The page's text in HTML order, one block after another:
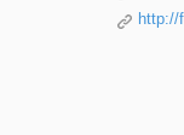
http://